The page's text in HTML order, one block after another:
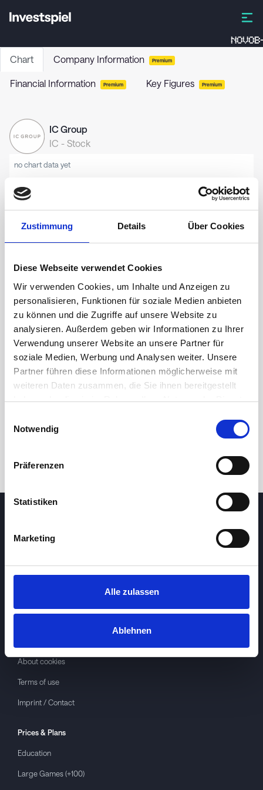
Zustimmung Details Über Cookies
Diese Webseite verwendet Cookies
Wir verwenden Cookies, um Inhalte und Anzeigen zu
personalisieren, Funktionen für soziale Medien anbieten
zu können und die Zugriffe auf unsere Website zu
analysieren. Außerdem geben wir Informationen zu Ihrer
Verwendung unserer Website an unsere Partner für
soziale Medien, Werbung und Analysen weiter. Unsere
Partner führen diese Informationen möglicherweise mit
weiteren Daten zusammen, die Sie ihnen bereitgestellt
haben oder die sie im Rahmen Ihrer Nutzung der Dienste
Notwendig
Präferenzen
Statistiken
Marketing
Alle zulassen
Ablehnen
Chart Company Information Premium
Financial Information Premium Key Figures Premium
IC Group
IC - Stock
no chart data yet
1m 3m 5y
About cookies
Terms of use
Imprint / Contact
Prices & Plans
Education
Large Games (+100)